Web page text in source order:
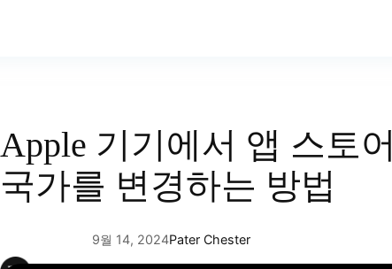
Apple 기기에서 앱 스토어
국가를 변경하는 방법
9월 14, 2024Pater Chester